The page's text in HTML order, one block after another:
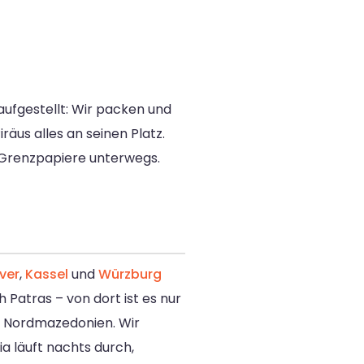
Wir packen und
alles an seinen Platz.
unterwegs.
, Kassel undWürzburg
Patras – von dort ist es nur
Wir
läuft nachts durch,